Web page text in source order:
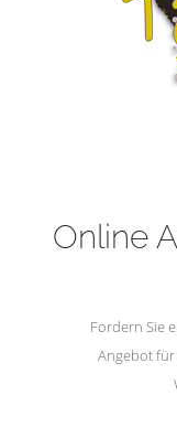
Online
Fordern Sie
Angebot